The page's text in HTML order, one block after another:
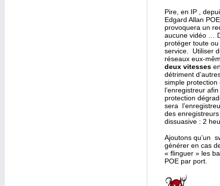
Pire, en IP ,
Edgard Allan
provoquera un
aucune vidéo …
protéger toute
service. Utiliser
réseaux eux-
deux vitesses
détriment
simple
l’enregistreur
protection
sera
des
dissuasive : 2
Ajoutons qu’un
générer en cas
« flinguer » les
POE par port.